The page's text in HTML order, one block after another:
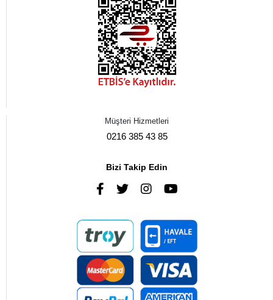
Müşteri Hizmetleri
0216 385 43 85
Bizi Takip Edin